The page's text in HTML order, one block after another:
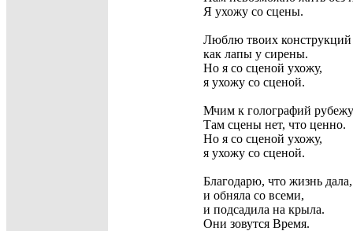
Я ухожу со сцены.
Люблю твоих
как лапы у сирены.
Но я со сценой ухожу,
я ухожу со сценой.
Мчим к голографий
Там сцены нет, что ценно.
Но я со сценой ухожу,
я ухожу со сценой.
Благодарю, что жизнь дала,
и обняла со всеми,
и подсадила на крыла.
Они зовутся Время.